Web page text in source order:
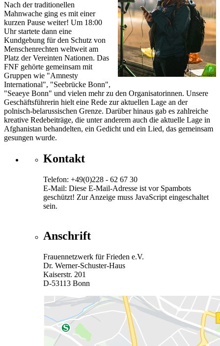
Nach der traditionellen
Mahnwache ging es mit einer
kurzen Pause weiter! Um 18:00
Uhr startete dann eine
Kundgebung für den Schutz von
Menschenrechten weltweit am
Platz der Vereinten Nationen. Das
FNF gehörte gemeinsam mit
Gruppen wie "Amnesty
International", "Seebrücke Bonn",
"Seaeye Bonn" und vielen mehr zu den Organisatorinnen. Unsere
Geschäftsführerin hielt eine Rede zur aktuellen Lage an der
polnisch-belarussischen Grenze. Darüber hinaus gab es zahlreiche
kreative Redebeiträge, die unter anderem auch die aktuelle Lage in
Afghanistan behandelten, ein Gedicht und ein Lied, das gemeinsam
gesungen wurde.
Kontakt
Telefon: +49(0)228 - 62 67 30
E-Mail: Diese E-Mail-Adresse ist vor Spambots
geschützt! Zur Anzeige muss JavaScript eingeschaltet
sein.
Anschrift
Frauennetzwerk für Frieden e.V.
Dr. Werner-Schuster-Haus
Kaiserstr. 201
D-53113 Bonn